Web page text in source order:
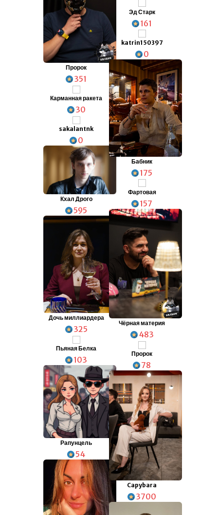
Пророк
351
Карманная ракета
30
sakalantnk
0
Кхал Дрого
595
Дочь миллиардера
325
Пьяная Белка
103
Рапунцель
54
Эд Старк
161
katrin150397
0
Бабник
175
Фартовая
157
Чёрная материя
483
Пророк
78
Capybara
3700